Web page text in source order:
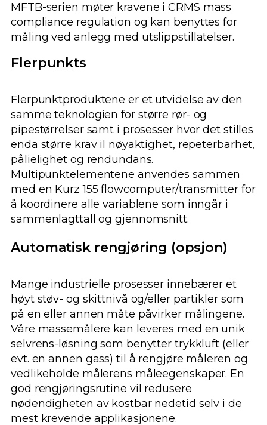
MFTB-serien møter kravene i CRMS mass
compliance regulation og kan benyttes for
måling ved anlegg med utslippstillatelser.
Flerpunkts
Flerpunktproduktene er et utvidelse av den
samme teknologien for større rør- og
pipestørrelser samt i prosesser hvor det stilles
enda større krav il nøyaktighet, repeterbarhet,
pålielighet og rendundans.
Multipunktelementene anvendes sammen
med en Kurz 155 flowcomputer/transmitter for
å koordinere alle variablene som inngår i
sammenlagttall og gjennomsnitt.
Automatisk rengjøring (opsjon)
Mange industrielle prosesser innebærer et
høyt støv- og skittnivå og/eller partikler som
på en eller annen måte påvirker målingene.
Våre massemålere kan leveres med en unik
selvrens-løsning som benytter trykkluft (eller
evt. en annen gass) til å rengjøre måleren og
vedlikeholde målerens måleegenskaper. En
god rengjøringsrutine vil redusere
nødendigheten av kostbar nedetid selv i de
mest krevende applikasjonene.